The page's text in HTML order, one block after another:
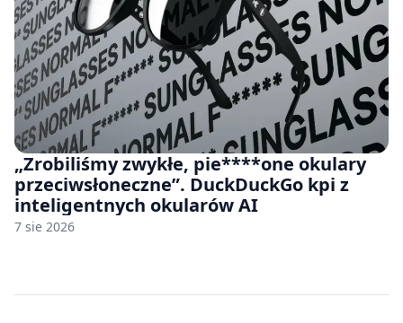
„Zrobiliśmy zwykłe, pie****one okulary
przeciwsłoneczne”. DuckDuckGo kpi z
inteligentnych okularów AI
7 sie 2026